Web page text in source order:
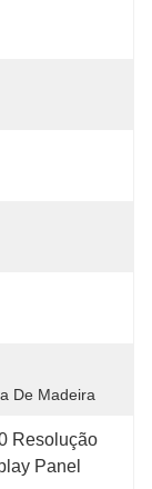
De Madeira
Resolução
Panel